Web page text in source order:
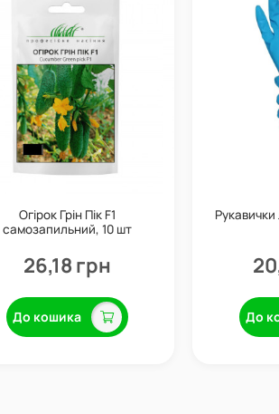
Огірок Грін Пік F1
самозапильний, 10 шт
26,18 грн
До кошика
Рукавички
До